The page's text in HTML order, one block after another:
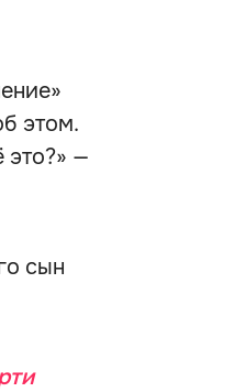
этом.
это?» —
сын